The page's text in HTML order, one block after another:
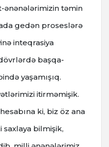
ənənələrimizin təmin
gedən proseslərə
inteqrasiya
başqa-
yaşamışıq.
itirməmişik.
ki, biz öz ana
saxlaya bilmişik,